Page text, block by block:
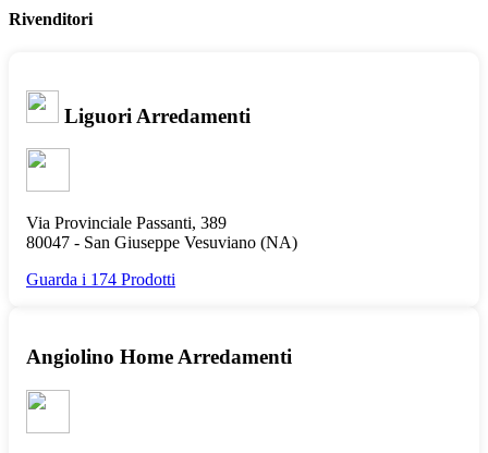
Rivenditori
Liguori Arredamenti
Via Provinciale Passanti, 389
80047 - San Giuseppe Vesuviano (NA)
Guarda i 174 Prodotti
Angiolino Home Arredamenti